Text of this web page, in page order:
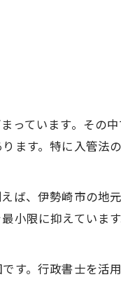
っています。その
ます。特に入管法
ば、伊勢崎市の地
小限に抑えていま
す。行政書士を活